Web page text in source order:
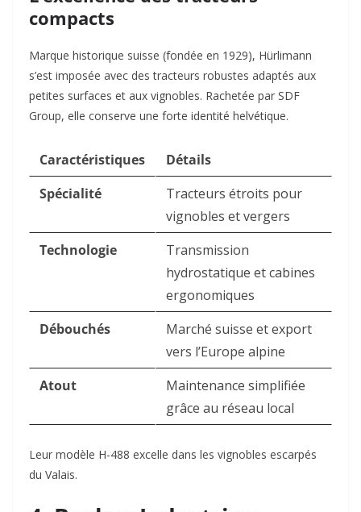
compacts
Marque historique suisse (fondée en 1929), Hürlimann
s’est imposée avec des tracteurs robustes adaptés aux
petites surfaces et aux vignobles. Rachetée par SDF
Group, elle conserve une forte identité helvétique.
Caractéristiques
Détails
Spécialité
Tracteurs étroits pour
vignobles et vergers
Technologie
Transmission
hydrostatique et cabines
ergonomiques
Débouchés
Marché suisse et export
vers l’Europe alpine
Atout
Maintenance simplifiée
grâce au réseau local
Leur modèle H-488 excelle dans les vignobles escarpés
du Valais.